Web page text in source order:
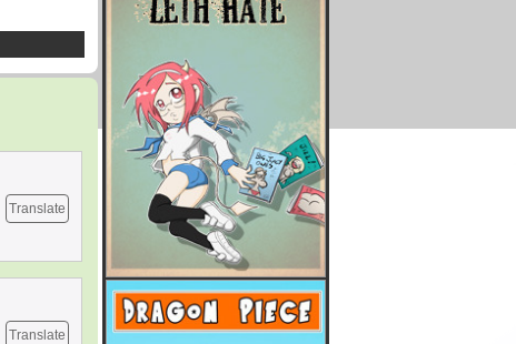
Translate
Translate